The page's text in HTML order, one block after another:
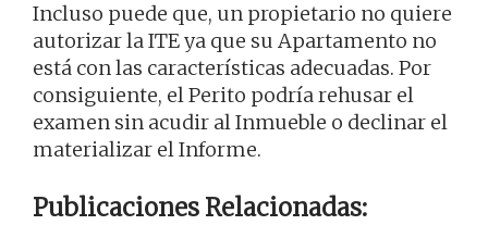
Incluso puede que, un propietario no quiere
autorizar la ITE ya que su Apartamento no
está con las características adecuadas. Por
consiguiente, el Perito podría rehusar el
examen sin acudir al Inmueble o declinar el
materializar el Informe.
Publicaciones Relacionadas: